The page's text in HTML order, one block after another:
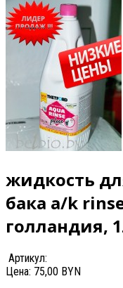
жидкость
бака a/k
голландия,
Артикул:
Цена: 75,00 BYN